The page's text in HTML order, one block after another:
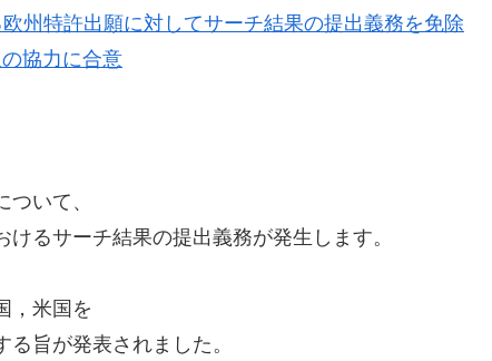
州特許出願に対してサーチ結果の提出義務を免除
協力に合意
いて、
るサーチ結果の提出義務が発生します。
，米国を
旨が発表されました。